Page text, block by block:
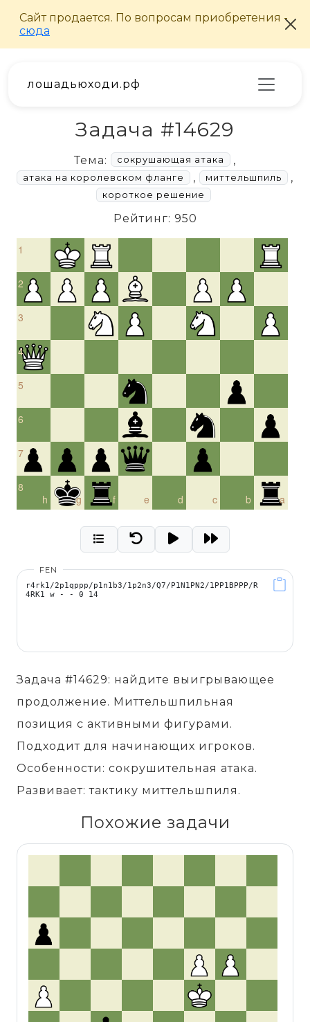
лошадьюходи.рф
Задача #14629
Тема: сокрушающая атака ,
атака на королевском фланге , миттельшпиль ,
короткое решение
Рейтинг: 950
1
2
3
4
5
6
7
h
8
g
f e d c b a
FEN
Задача #14629: найдите выигрывающее
продолжение. Миттельшпильная
позиция с активными фигурами.
Подходит для начинающих игроков.
Особенности: сокрушительная атака.
Развивает: тактику миттельшпиля.
Похожие задачи